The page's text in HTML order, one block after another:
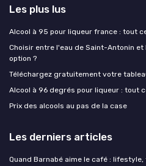
Les plus lus
Alcool à 95 pour liqueur france : tout
Choisir entre l'eau de Saint-Antonin et
option ?
Téléchargez gratuitement votre
Alcool à 96 degrés pour liqueur : tout
Prix des alcools au pas de la case
Les derniers articles
Quand Barnabé aime le café :